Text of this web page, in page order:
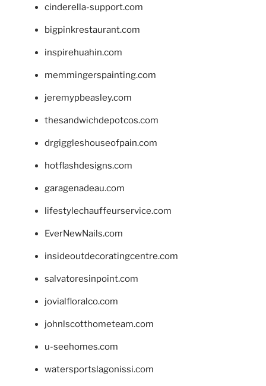
cinderella-support.com
bigpinkrestaurant.com
inspirehuahin.com
memmingerspainting.com
jeremypbeasley.com
thesandwichdepotcos.com
drgiggleshouseofpain.com
hotflashdesigns.com
garagenadeau.com
lifestylechauffeurservice.com
EverNewNails.com
insideoutdecoratingcentre.com
salvatoresinpoint.com
jovialfloralco.com
johnlscotthometeam.com
u-seehomes.com
watersportslagonissi.com